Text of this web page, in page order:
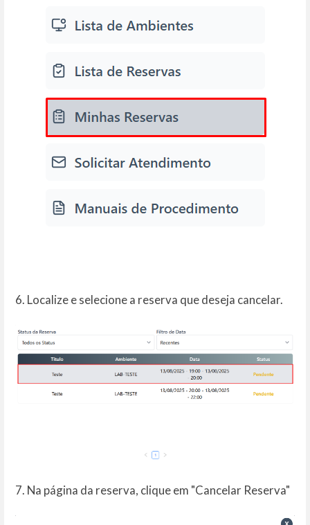
6. Localize e selecione a reserva que deseja cancelar.
7. Na página da reserva, clique em "Cancelar Reserva"